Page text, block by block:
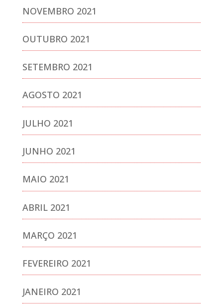
NOVEMBRO 2021
OUTUBRO 2021
SETEMBRO 2021
AGOSTO 2021
JULHO 2021
JUNHO 2021
MAIO 2021
ABRIL 2021
MARÇO 2021
FEVEREIRO 2021
JANEIRO 2021